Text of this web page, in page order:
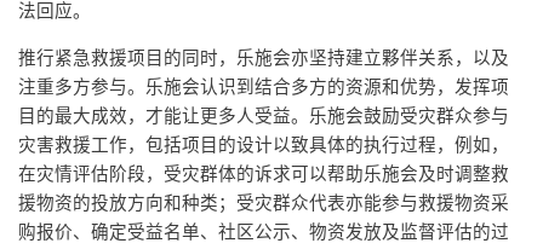
法回应。
推行紧急救援项目的同时，乐施会亦坚持建立夥伴关系，以及
注重多方参与。乐施会认识到结合多方的资源和优势，发挥项
目的最大成效，才能让更多人受益。乐施会鼓励受灾群众参与
灾害救援工作，包括项目的设计以致具体的执行过程，例如，
在灾情评估阶段，受灾群体的诉求可以帮助乐施会及时调整救
援物资的投放方向和种类；受灾群众代表亦能参与救援物资采
购报价、确定受益名单、社区公示、物资发放及监督评估的过